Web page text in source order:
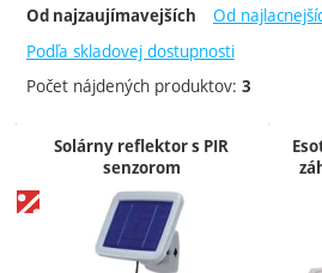
-
Skladom posledný kus
Do týždňa
Od najzaujímavejších Od
Podľa skladovej dostupnosti
Počet nájdených produktov: 3
Produkty
Solárny reflektor s PIR
senzorom